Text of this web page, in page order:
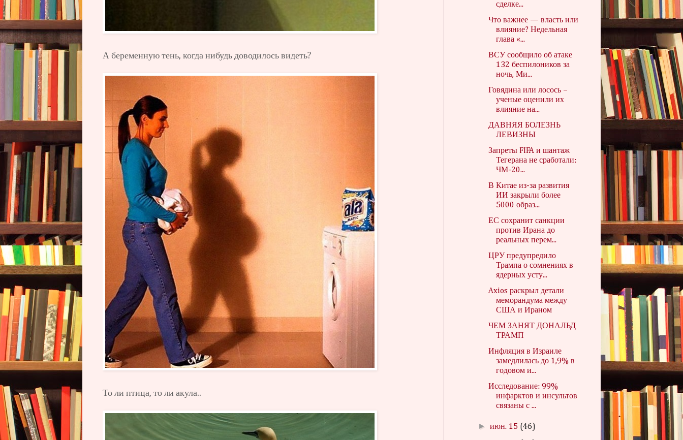
А беременную тень, когда нибудь доводилось видеть?
То ли птица, то ли акула..
сделке...
Что важнее — власть или
влияние? Недельная
глава «...
ВСУ сообщило об атаке
132 беспилоников за
ночь, Ми...
Говядина или лосось –
ученые оценили их
влияние на...
ДАВНЯЯ БОЛЕЗНЬ
ЛЕВИЗНЫ
Запреты FIFA и шантаж
Тегерана не сработали:
ЧМ-20...
В Китае из-за развития
ИИ закрыли более
5000 образ...
ЕС сохранит санкции
против Ирана до
реальных перем...
ЦРУ предупредило
Трампа о сомнениях в
ядерных усту...
Axios раскрыл детали
меморандума между
США и Ираном
ЧЕМ ЗАНЯТ ДОНАЛЬД
ТРАМП
Инфляция в Израиле
замедлилась до 1,9% в
годовом и...
Исследование: 99%
инфарктов и инсультов
связаны с ...
►июн. 15 (46)